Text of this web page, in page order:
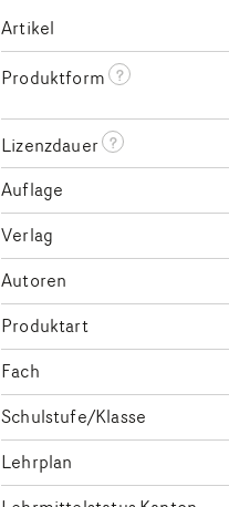
Artikel
Produktform ?
Lizenzdauer ?
Auflage
Verlag
Autoren
Produktart
Fach
Schulstufe/Klasse
Lehrplan